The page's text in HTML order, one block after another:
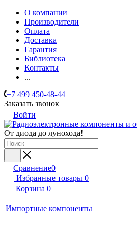
О компании
Производители
Оплата
Доставка
Гарантия
Библиотека
Контакты
...
+7 499 450-48-44
Заказать звонок
Войти
От диода до лунохода!
Сравнение0
Избранные товары 0
Корзина 0
Импортные компоненты